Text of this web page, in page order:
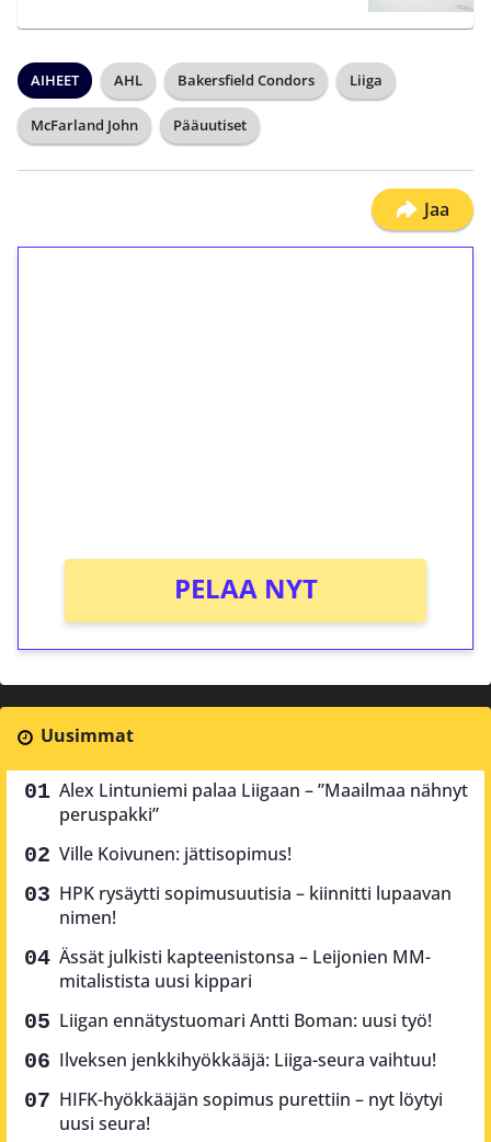
AIHEET AHL Bakersfield Condors Liiga
McFarland John Pääuutiset
Jaa
PELAA NYT
Uusimmat
Alex Lintuniemi palaa Liigaan – ”Maailmaa nähnyt
peruspakki”
Ville Koivunen: jättisopimus!
HPK rysäytti sopimusuutisia – kiinnitti lupaavan
nimen!
Ässät julkisti kapteenistonsa – Leijonien MM-
mitalistista uusi kippari
Liigan ennätystuomari Antti Boman: uusi työ!
Ilveksen jenkkihyökkääjä: Liiga-seura vaihtuu!
HIFK-hyökkääjän sopimus purettiin – nyt löytyi
uusi seura!